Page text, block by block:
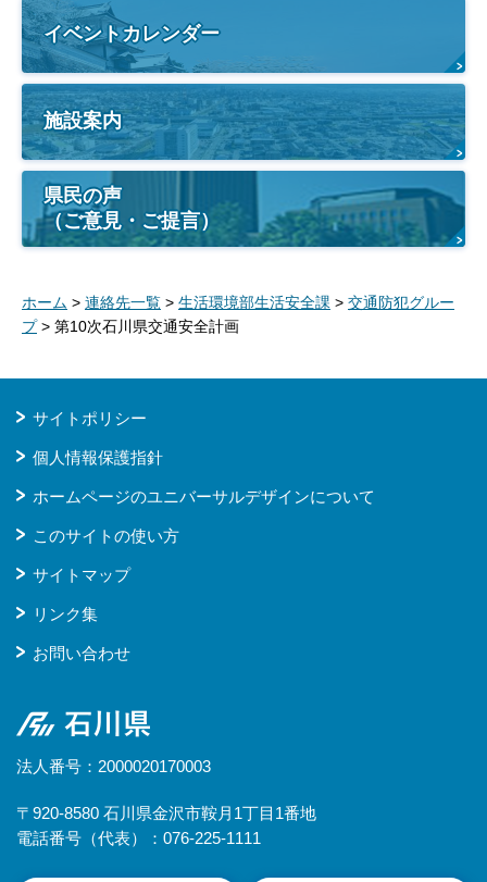
イベントカレンダー
施設案内
県民の声
（ご意見・ご提言）
ホーム > 連絡先一覧 > 生活環境部生活安全課 > 交通防犯グルー
プ> 第10次石川県交通安全計画
サイトポリシー
個人情報保護指針
ホームページのユニバーサルデザインについて
このサイトの使い方
サイトマップ
リンク集
お問い合わせ
石川県
法人番号：2000020170003
〒920-8580 石川県金沢市鞍月1丁目1番地
電話番号（代表）：076-225-1111